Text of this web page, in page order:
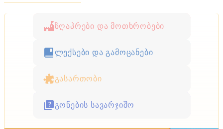
ზღაპრები და მოთხრობები
ლექსები და გამოცანები
გასართობი
გონების სავარჯიშო